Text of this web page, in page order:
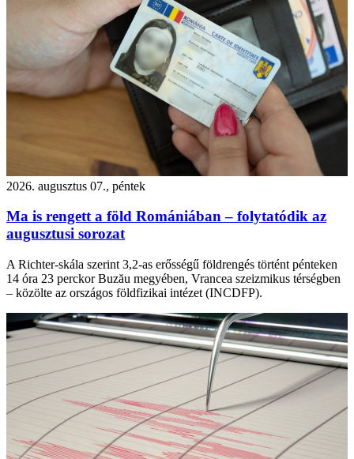
2026. augusztus 07., péntek
Ma is rengett a föld Romániában – folytatódik az
augusztusi sorozat
A Richter-skála szerint 3,2-as erősségű földrengés történt pénteken
14 óra 23 perckor Buzău megyében, Vrancea szeizmikus térségben
– közölte az országos földfizikai intézet (INCDFP).